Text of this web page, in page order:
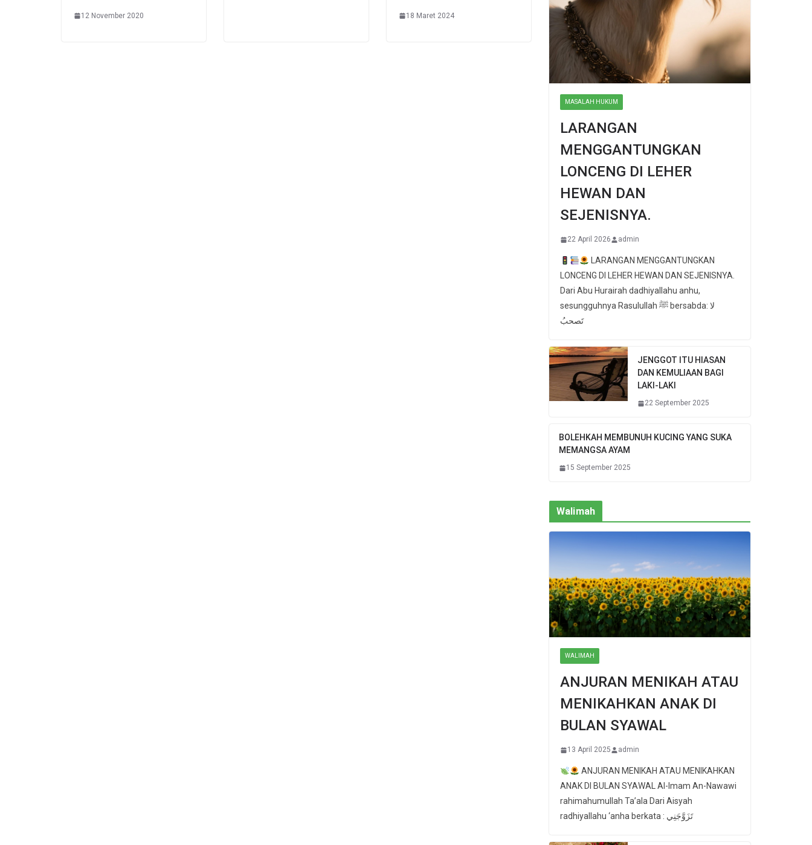
12 November 2020 18 Maret 2024
MASALAH HUKUM
LARANGAN
MENGGANTUNGKAN
LONCENG DI LEHER
HEWAN DAN
SEJENISNYA.
22 April 2026 admin
LARANGAN MENGGANTUNGKAN
LONCENG DI LEHER HEWAN DAN SEJENISNYA.
Dari Abu Hurairah dadhiyallahu anhu,
sesungguhnya Rasulullah ﷺ bersabda: لا
تَصحبُ
JENGGOT ITU HIASAN
DAN KEMULIAAN BAGI
LAKI-LAKI
22 September 2025
BOLEHKAH MEMBUNUH KUCING YANG SUKA
MEMANGSA AYAM
15 September 2025
Walimah
WALIMAH
ANJURAN MENIKAH ATAU
MENIKAHKAN ANAK DI
BULAN SYAWAL
13 April 2025 admin
ANJURAN MENIKAH ATAU MENIKAHKAN
ANAK DI BULAN SYAWAL Al-Imam An-Nawawi
rahimahumullah Ta’ala Dari Aisyah
radhiyallahu ‘anha berkata : تَزَوَّجَنِي